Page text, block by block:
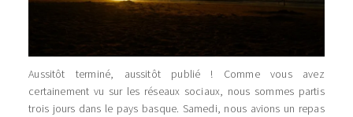
Aussitôt terminé, aussitôt publié ! Comme vous avez
certainement vu sur les réseaux sociaux, nous sommes partis
trois jours dans le pays basque. Samedi, nous avions un repas